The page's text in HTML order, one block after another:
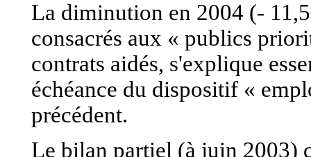
La diminution en 2004 (-
consacrés aux « publics
contrats aidés, s'explique
échéance du dispositif «
précédent.
Le bilan partiel (à juin 2003)